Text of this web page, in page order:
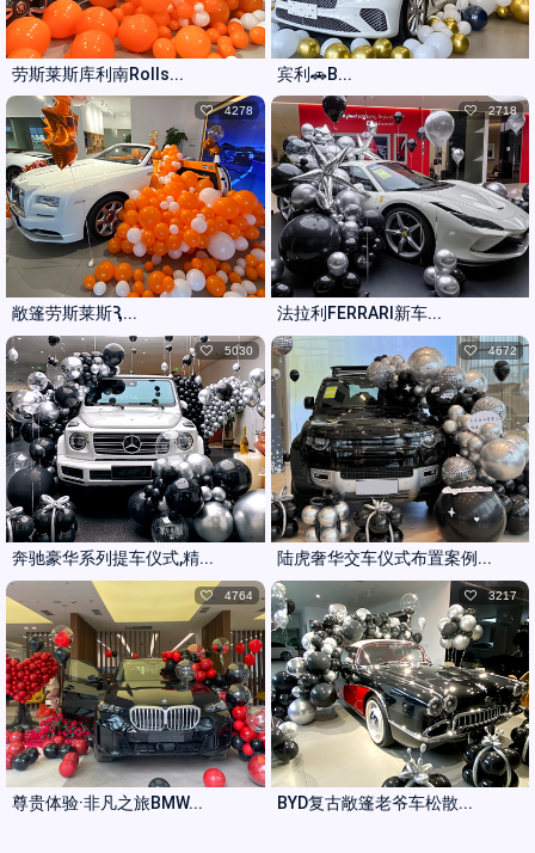
劳斯莱斯库利南Rolls... 宾利🚗B...
敞篷劳斯莱斯Ԇ...
4278
法拉利FERRARI新车...
2718
奔驰豪华系列提车仪式,精...
5030
陆虎奢华交车仪式布置案例...
4672
尊贵体验·非凡之旅BMW...
4764
BYD复古敞篷老爷车松散...
3217